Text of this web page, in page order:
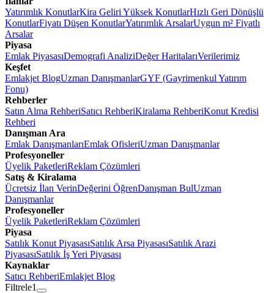
Yatırımlık KonutlarKira Geliri Yüksek KonutlarHızlı Geri Dönüşlü
KonutlarFiyatı Düşen KonutlarYatırımlık ArsalarUygun m² Fiyatlı
Arsalar
Piyasa
Emlak PiyasasıDemografi AnaliziDeğer HaritalarıVerilerimiz
Keşfet
Emlakjet BlogUzman DanışmanlarGYF (Gayrimenkul Yatırım
Fonu)
Rehberler
Satın Alma RehberiSatıcı RehberiKiralama RehberiKonut Kredisi
Rehberi
Danışman Ara
Emlak DanışmanlarıEmlak OfisleriUzman Danışmanlar
Profesyoneller
Üyelik PaketleriReklam Çözümleri
Satış & Kiralama
Ücretsiz İlan VerinDeğerini ÖğrenDanışman BulUzman
Danışmanlar
Profesyoneller
Üyelik PaketleriReklam Çözümleri
Piyasa
Satılık Konut PiyasasıSatılık Arsa PiyasasıSatılık Arazi
PiyasasıSatılık İş Yeri Piyasası
Kaynaklar
Satıcı RehberiEmlakjet Blog
Filtrele1